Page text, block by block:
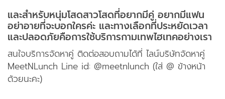
และสำหรับหนุ่มโสดสาวโสดที่อยากมีคู่ อยากมีแฟน
อย่าอายที่จะบอกใครค่ะ และทางเลือกที่ประหยัดเวลา
และปลอดภัยคือการใช้บริการกามเทพไฮเทคอย่างเรา
สนใจบริการจัดหาคู่ ติดต่อสอบถามได้ที่ ไลน์บริษัทจัดหาคู่
MeetNLunch Line id: @meetnlunch (ใส่ @ ข้างหน้า
ด้วยนะคะ)